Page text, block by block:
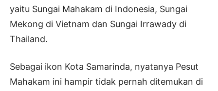
yaitu Sungai Mahakam di Indonesia, Sungai
Mekong di Vietnam dan Sungai Irrawady di
Thailand.
Sebagai ikon Kota Samarinda, nyatanya Pesut
Mahakam ini hampir tidak pernah ditemukan di